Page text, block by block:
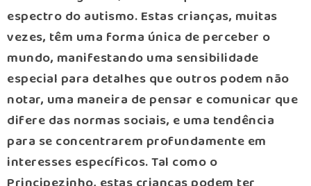
espectro do autismo. Estas crianças, muitas
vezes, têm uma forma única de perceber o
mundo, manifestando uma sensibilidade
especial para detalhes que outros podem não
notar, uma maneira de pensar e comunicar que
difere das normas sociais, e uma tendência
para se concentrarem profundamente em
interesses específicos. Tal como o